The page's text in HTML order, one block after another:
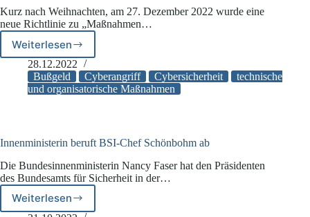
Kurz nach Weihnachten, am 27. Dezember 2022 wurde eine
neue Richtlinie zu „Maßnahmen…
Weiterlesen
Neue
Richtlinie
zur
Cybersicherheit
28.12.2022
Bußgeld
Cyberangriff Cybersicherheit
technische
und organisatorische Maßnahmen
Innenministerin beruft BSI-Chef Schönbohm ab
Die Bundesinnenministerin Nancy Faser hat den Präsidenten
des Bundesamts für Sicherheit in der…
WeiterlesenInnenministerin